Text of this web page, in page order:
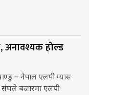
अनावश्यक होल्ड
– नेपाल एलपी ग्यास
संघले बजारमा एलपी